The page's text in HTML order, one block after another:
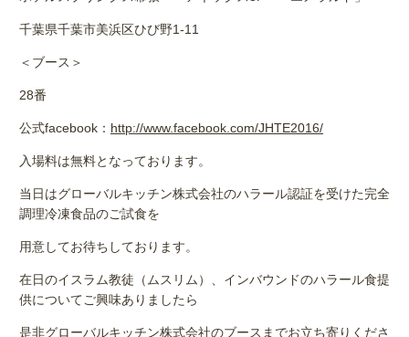
千葉県千葉市美浜区ひび野1-11
＜ブース＞
28番
公式facebook： http://www.facebook.com/JHTE2016/
入場料は無料となっております。
当日はグローバルキッチン株式会社のハラール認証を受けた完全
調理冷凍食品のご試食を
用意してお待ちしております。
在日のイスラム教徒（ムスリム）、インバウンドのハラール食提
供についてご興味ありましたら
是非グローバルキッチン株式会社のブースまでお立ち寄りくださ